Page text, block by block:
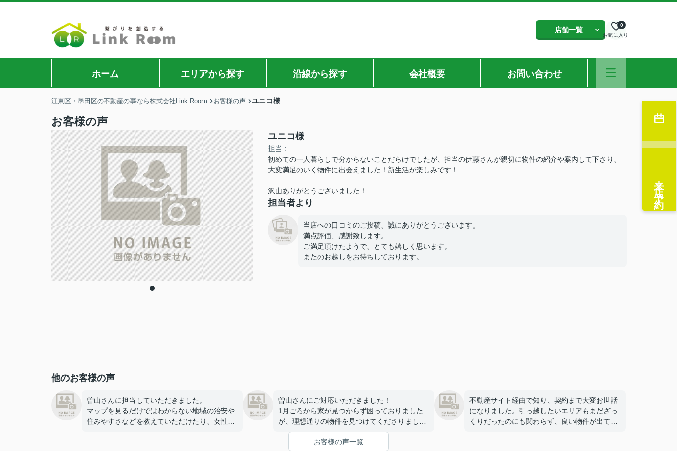
店舗一覧
お気に入り
0
ホーム エリアから探す 沿線から探す 会社概要 お問い合わせ
江東区・墨田区の不動産の事なら株式会社Link Room お客様の声 ユニコ様
お客様の声
ユニコ様
担当：
初めての一人暮らしで分からないことだらけでしたが、担当の伊藤さんが親切に物件の紹介や案内して下さり、
大変満足のいく物件に出会えました！新生活が楽しみです！
沢山ありがとうございました！
担当者より
当店への口コミのご投稿、誠にありがとうございます。
満点評価、感謝致します。
ご満足頂けたようで、とても嬉しく思います。
またのお越しをお待ちしております。
他のお客様の声
曽山さんに担当していただきました。
マップを見るだけではわからない地域の治安や
住みやすさなどを教えていただけたり、女性好
曽山さんにご対応いただきました！
1月ごろから家が見つからず困っておりました
が、理想通りの物件を見つけてくださりまし
た…！
最後の鍵の受け渡し以外は、全てオンラインや
不動産サイト経由で知り、契約まで大変お世話
になりました。引っ越したいエリアもまだざっ
くりだったのにも関わらず、良い物件が出てき
お客様の声一覧
来店予約